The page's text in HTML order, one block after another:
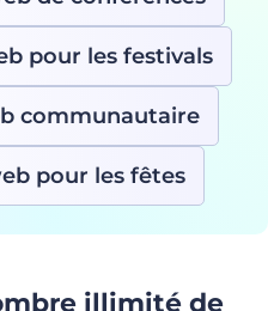
pour les festivals
communautaire
pour les fêtes
illimité de